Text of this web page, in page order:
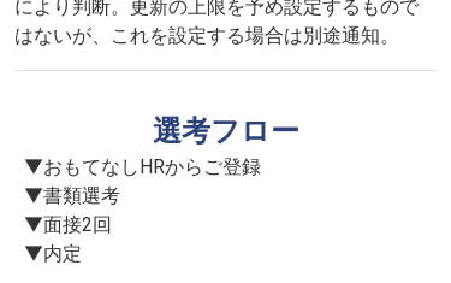
により判断。更新の上限を予め設定するもので
はないが、これを設定する場合は別途通知。
選考フロー
▼おもてなしHRからご登録
▼書類選考
▼面接2回
▼内定